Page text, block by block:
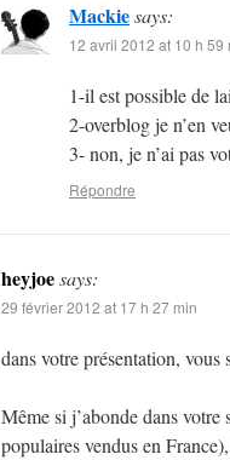
Mackiesays:
12 avril 2012 at 10 h 59
1-il est possible de
2-overblog je n’en
3- non, je n’ai pas
Répondre
heyjoesays:
29 février 2012 at 17 h 27 min
dans votre présentation,
Même si j’abonde dans votre
populaires vendus en